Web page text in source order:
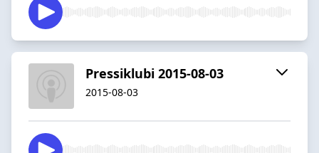
Pressiklubi 2015-08-03
2015-08-03